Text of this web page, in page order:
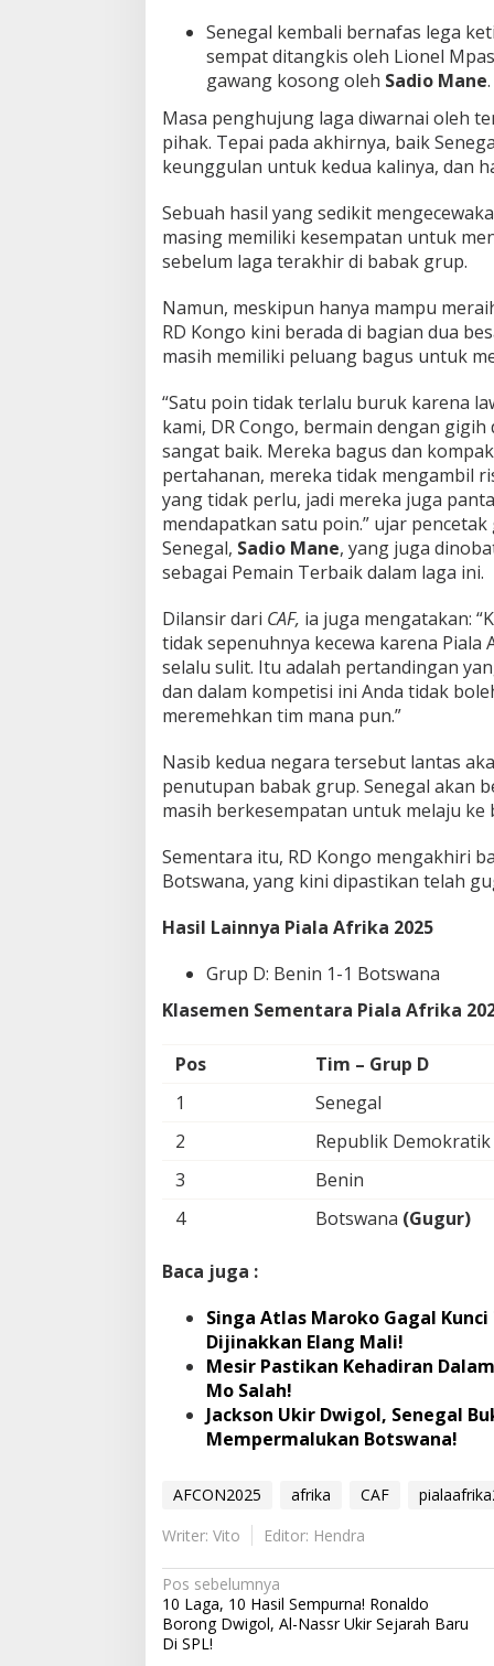
Senegal kembali bernafas lega
sempat ditangkis oleh Lionel
gawang kosong oleh Sadio Mane.
Masa penghujung laga diwarnai oleh
pihak. Tepai pada akhirnya, baik
keunggulan untuk kedua kalinya, dan
Sebuah hasil yang sedikit
masing memiliki kesempatan untuk
sebelum laga terakhir di babak grup.
Namun, meskipun hanya mampu
RD Kongo kini berada di bagian dua
masih memiliki peluang bagus untuk
“Satu poin tidak terlalu buruk karena
kami, DR Congo, bermain dengan gigih
sangat baik. Mereka bagus dan
pertahanan, mereka tidak mengambil
yang tidak perlu, jadi mereka juga
mendapatkan satu poin.” ujar pencetak
Senegal, Sadio Mane, yang juga
sebagai Pemain Terbaik dalam laga ini.
Dilansir dari CAF, ia juga mengatakan:
tidak sepenuhnya kecewa karena Piala
selalu sulit. Itu adalah pertandingan
dan dalam kompetisi ini Anda tidak
meremehkan tim mana pun.”
Nasib kedua negara tersebut lantas
penutupan babak grup. Senegal akan
masih berkesempatan untuk melaju ke
Sementara itu, RD Kongo mengakhiri
Botswana, yang kini dipastikan telah
Hasil Lainnya Piala Afrika 2025
Grup D: Benin 1-1 Botswana
Klasemen Sementara Piala Afrika
Pos Tim – Grup D
1
Senegal
2
Republik
3
Benin
4
Botswana (Gugur)
Baca juga :
Singa Atlas Maroko Gagal Kunci
Dijinakkan Elang Mali!
Mesir Pastikan Kehadiran
Mo Salah!
Jackson Ukir Dwigol, Senegal
Mempermalukan Botswana!
AFCON2025 afrika CAF
Writer: Vito
Editor: Hendra
N
a
v
Pos sebelumnya
10 Laga, 10 Hasil Sempurna! Ronaldo
Borong Dwigol, Al-Nassr Ukir Sejarah Baru
Di SPL!